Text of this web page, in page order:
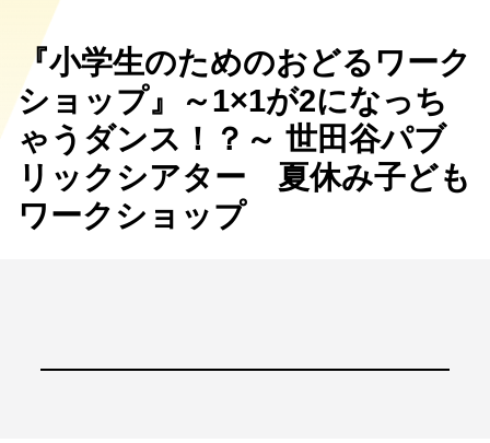
『小学生のためのおどるワーク
ショップ』～1×1が2になっち
ゃうダンス！？～ 世田谷パブ
リックシアター 夏休み子ども
ワークショップ